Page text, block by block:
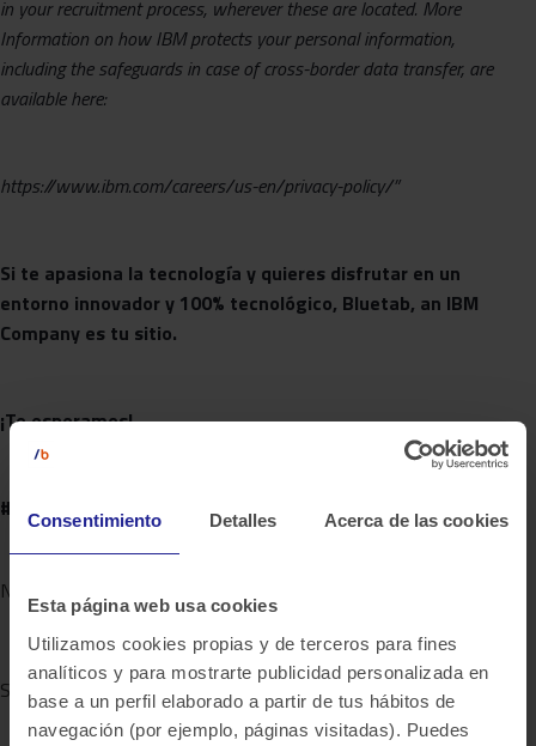
Consentimiento Detalles Acerca de las cookies
Esta página web usa cookies
Utilizamos cookies propias y de terceros para fines
analíticos y para mostrarte publicidad personalizada en
base a un perfil elaborado a partir de tus hábitos de
navegación (por ejemplo, páginas visitadas). Puedes
in your recruitment process, wherever these are located. More
Information on how IBM protects your personal information,
including the safeguards in case of cross-border data transfer, are
available here:
https://www.ibm.com/careers/us-en/privacy-policy/”
Si te apasiona la tecnología y quieres disfrutar en un
entorno innovador y 100% tecnológico, Bluetab, an IBM
Company es tu sitio.
¡Te esperamos!
#wearehiring #bluetabanibmcompany #bluetabers
Nivel de experiencia
Sector
Servicios y tecnologías de la información